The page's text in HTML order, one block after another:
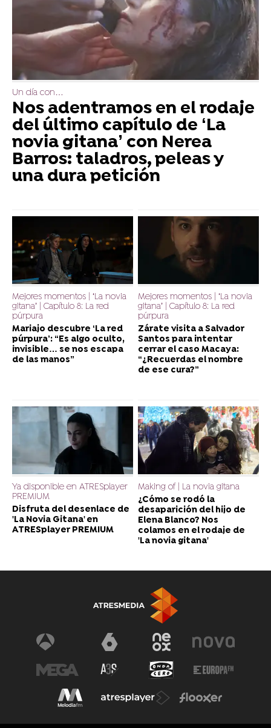
Un día con…
Nos adentramos en el rodaje
del último capítulo de ‘La
novia gitana’ con Nerea
Barros: taladros, peleas y
una dura petición
Mejores momentos | ‘La novia
gitana’ | Capítulo 8: La red
púrpura
Mariajo descubre ‘La red
púrpura’: “Es algo oculto,
invisible… se nos escapa
de las manos”
Mejores momentos | ‘La novia
gitana’ | Capítulo 8: La red
púrpura
Zárate visita a Salvador
Santos para intentar
cerrar el caso Macaya:
“¿Recuerdas el nombre
de ese cura?”
Ya disponible en ATRESplayer
PREMIUM
Disfruta del desenlace de
'La Novia Gitana' en
ATRESplayer PREMIUM
Making of | La novia gitana
¿Cómo se rodó la
desaparición del hijo de
Elena Blanco? Nos
colamos en el rodaje de
'La novia gitana'